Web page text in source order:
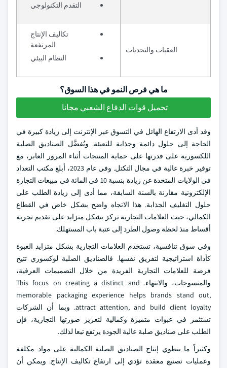
التقدم التكنولوجي
العقبات والتحديات
تكاليف الإنتاج
المرتفعة
النظام البيئي
ما هي فرص النمو في هذا السوق؟
تحميل قوات الدفاع الشعبي مجانا
وقد أدى الارتفاع الهائل في التسوق عبر الإنترنت إلى زيادة كبيرة في
الحاجة إلى حلول دائمة وجذابة للتعبئة. وتُفضَّل الصناديق الصلبة
اللكسورية على قدرتها على حماية المنتجات أثناء المرور العابر، مع
توفير خبرة عالية في مجال التكتل. وفي عام 2023، أبلغ مكتب التعداد
في الولايات المتحدة عن زيادة بنسبة 10 في المائة في مبيعات التجارة
الإلكترونية مقارنة بالسنة السابقة، مما أدى إلى زيادة الطلب على
حلول التغليف الجذابة. هذا الاتجاه واضح بشكل خاص في القطاع
الكمالي، حيث العلامات التجارية تركز بشكل متزايد على تقديم تجربة
أقساط منذ لحظة وصول الطرد إلى عتبة باب المستهلك.
وفي سوق تنافسية، تستخدم العلامات التجارية بشكل متزايد العبوة
كأداة استراتيجية لتفريق نفسها. فالصناديق الصلبة لوكسوري تتيح
فرصة للعلامات التجارية الفريدة من خلال التصميمات العرفية،
والمنسوجات، والانتهاء. This focus on creating a distinct and
memorable packaging experience helps brands stand out,
attract attention, and build client loyalty. وبما أن الشركات
تستثمر في عبوات متميزة وكمالية لتعزيز صورتها التجارية، فإن
الطلب على صناديق صلبة عالية الجودة يرتفع تبعا لذلك.
وكثيراً ما ينطوي إنتاج الصناديق الصلبة الكمالية على مواد مكلفة
وعمليات تصنيع معقدة تؤدي إلى ارتفاع تكاليف الإنتاج. ويمكن أن